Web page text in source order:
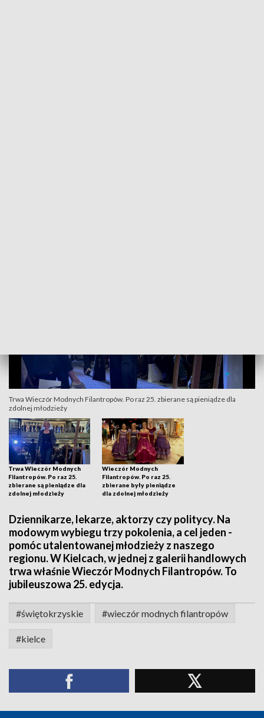
Trwa Wieczór Modnych Filantropów. Po raz 25. zbierane są pieniądze dla
zdolnej młodzieży
Trwa Wieczór Modnych
Filantropów. Po raz 25.
zbierane są pieniądze dla
zdolnej młodzieży
Wieczór Modnych
Filantropów. Po raz 25.
zbierane były pieniądze
dla zdolnej młodzieży
Dziennikarze, lekarze, aktorzy czy politycy. Na
modowym wybiegu trzy pokolenia, a cel jeden -
pomóc utalentowanej młodzieży z naszego
regionu. W Kielcach, w jednej z galerii handlowych
trwa właśnie Wieczór Modnych Filantropów. To
jubileuszowa 25. edycja.
#świętokrzyskie #wieczór modnych filantropów
#kielce